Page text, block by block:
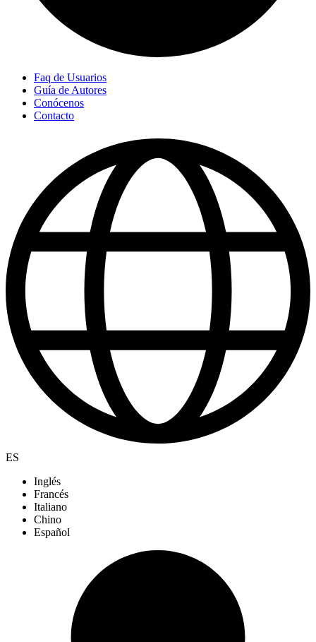
Faq de Usuarios
Guía de Autores
Conócenos
Contacto
ES
Inglés
Francés
Italiano
Chino
Español